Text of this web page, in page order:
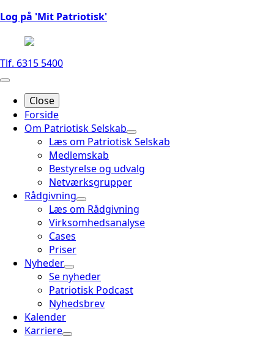
Log på 'Mit Patriotisk'
Tlf. 6315 5400
Close
Forside
Om Patriotisk Selskab
Læs om Patriotisk Selskab
Medlemskab
Bestyrelse og udvalg
Netværksgrupper
Rådgivning
Læs om Rådgivning
Virksomhedsanalyse
Cases
Priser
Nyheder
Se nyheder
Patriotisk Podcast
Nyhedsbrev
Kalender
Karriere